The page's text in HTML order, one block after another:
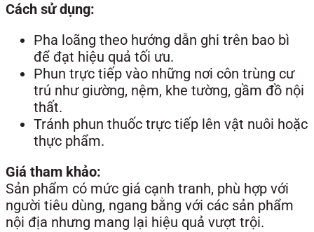
Cách sử dụng:
Pha loãng theo hướng dẫn ghi trên bao bì
để đạt hiệu quả tối ưu.
Phun trực tiếp vào những nơi côn trùng cư
trú như giường, nệm, khe tường, gầm đồ nội
thất.
Tránh phun thuốc trực tiếp lên vật nuôi hoặc
thực phẩm.
Giá tham khảo:
Sản phẩm có mức giá cạnh tranh, phù hợp với
người tiêu dùng, ngang bằng với các sản phẩm
nội địa nhưng mang lại hiệu quả vượt trội.